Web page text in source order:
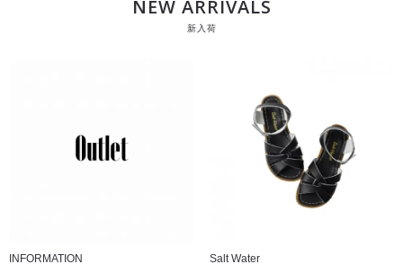
NEW ARRIVALS
新入荷
INFORMATION
Salt Water